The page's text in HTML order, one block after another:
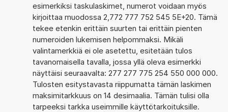
esimerkiksi taskulaskimet, numerot voidaan myös
kirjoittaa muodossa 2,772 777 752 545 5E+20. Tämä
tekee etenkin erittäin suurten tai erittäin pienten
numeroiden lukemisen helpommaksi. Mikäli
valintamerkkiä ei ole asetettu, esitetään tulos
tavanomaisella tavalla, jossa yllä oleva esimerkki
näyttäisi seuraavalta: 277 277 775 254 550 000 000.
Tulosten esitystavasta riippumatta tämän laskimen
maksimitarkkuus on 14 desimaalia. Tämän tulisi olla
tarpeeksi tarkka useimmille käyttötarkoituksille.